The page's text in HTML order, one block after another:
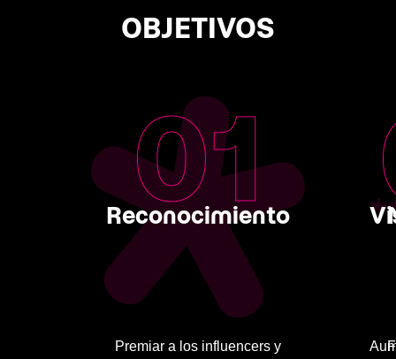
OBJETIVOS
01
Reconocimiento
Premiar a los influencers y